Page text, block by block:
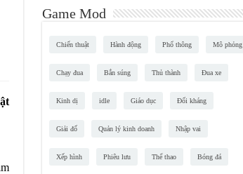
Game Mod
Chiến thuật Hành động Phổ thông Mô phỏng
Chạy đua Bắn súng Thủ thành Đua xe
Kinh dị idle Giáo dục Đối kháng
Giải đố Quản lý kinh doanh Nhập vai
Xếp hình Phiêu lưu Thể thao Bóng đá